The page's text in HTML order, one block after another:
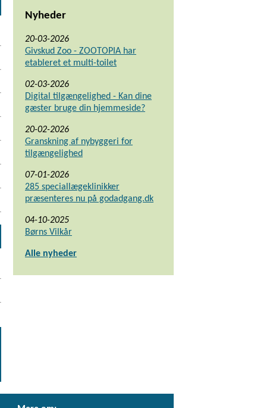
Nyheder
20-03-2026
Givskud Zoo - ZOOTOPIA har
etableret et multi-toilet
02-03-2026
Digital tilgængelighed - Kan dine
gæster bruge din hjemmeside?
20-02-2026
Granskning af nybyggeri for
tilgængelighed
07-01-2026
285 speciallægeklinikker
præsenteres nu på godadgang.dk
04-10-2025
Børns Vilkår
Alle nyheder